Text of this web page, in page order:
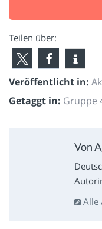
Teilen über:
Veröffentlicht in:
Getaggt in: Gruppe
Von
Alle